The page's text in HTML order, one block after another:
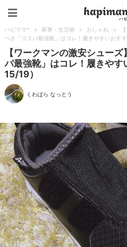
ハピママ* > 家事・生活術 > おしゃれ >
べき「コスパ最強靴」はコレ！履きやすいおす
【ワークマンの激安シュー
パ最強靴」はコレ！履きや
15/19）
くわばら なっとう